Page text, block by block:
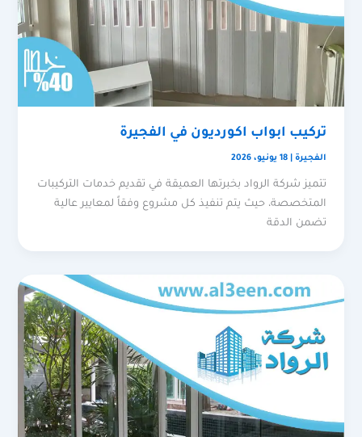
تركيب ابواب اكورديون في الفجيرة
الفجيرة |18 يونيو، 2026
تتميز شركة الرواد بخبرتها العميقة في تقديم خدمات التركيبات
المتخصصة، حيث يتم تنفيذ كل مشروع وفقاً لمعايير عالية
تضمن الدقة